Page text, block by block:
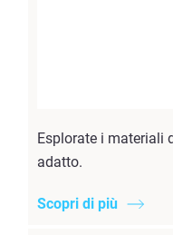
Esplorate i materiali
adatto.
Scopri di più